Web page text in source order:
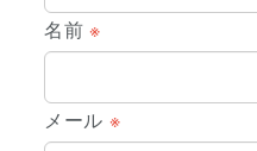
名前※
メール ※